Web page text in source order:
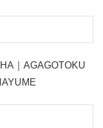
｜AGAGOTOKU